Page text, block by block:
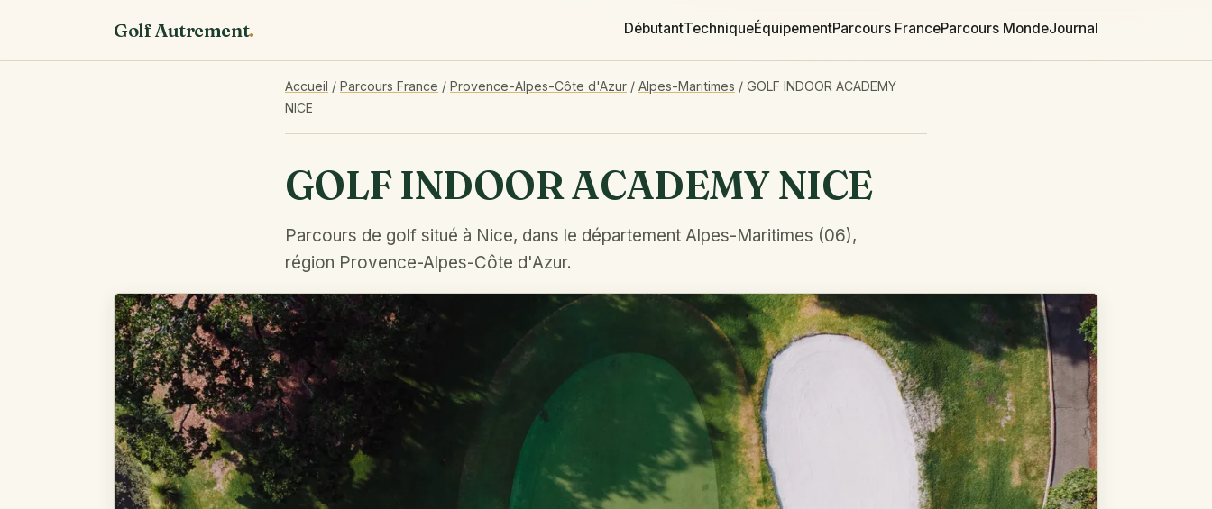
Golf Autrement. DébutantTechniqueÉquipementParcours FranceParcours MondeJournal
Accueil / Parcours France / Provence-Alpes-Côte d'Azur / Alpes-Maritimes / GOLF INDOOR ACADEMY
NICE
GOLF INDOOR ACADEMY NICE
Parcours de golf situé à Nice, dans le département Alpes-Maritimes (06),
région Provence-Alpes-Côte d'Azur.